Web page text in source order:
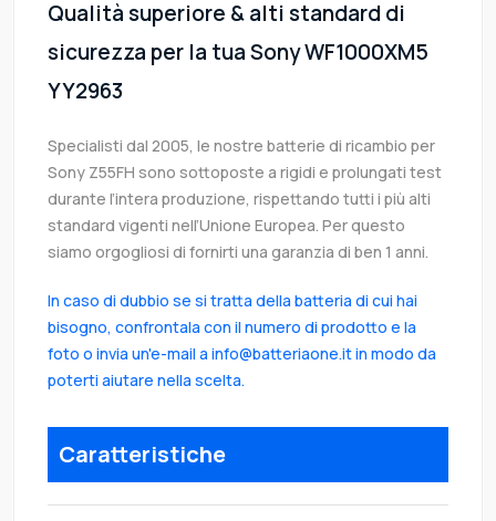
Qualità superiore & alti standard di
sicurezza per la tua Sony WF1000XM5
YY2963
Specialisti dal 2005, le nostre batterie di ricambio per
Sony Z55FH sono sottoposte a rigidi e prolungati test
durante l’intera produzione, rispettando tutti i più alti
standard vigenti nell’Unione Europea. Per questo
siamo orgogliosi di fornirti una garanzia di ben 1 anni.
In caso di dubbio se si tratta della batteria di cui hai
bisogno, confrontala con il numero di prodotto e la
foto o invia un'e-mail a info@batteriaone.it in modo da
poterti aiutare nella scelta.
Caratteristiche